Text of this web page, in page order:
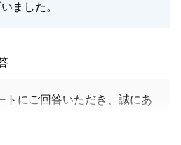
ました。
トにご回答いただき、誠にあ